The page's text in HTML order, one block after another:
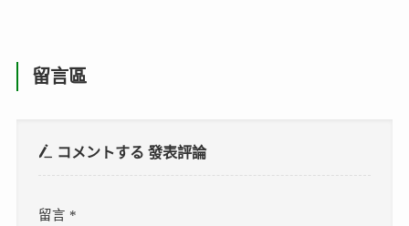
留言區
コメントする發表評論
留言 *